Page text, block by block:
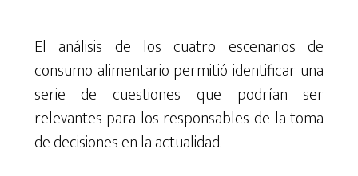
El análisis de los cuatro escenarios de
consumo alimentario permitió identificar una
serie de cuestiones que podrían ser
relevantes para los responsables de la toma
de decisiones en la actualidad.